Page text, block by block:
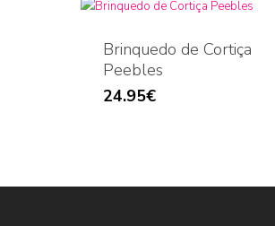
Brinquedo de Cortiça
Peebles
24.95€